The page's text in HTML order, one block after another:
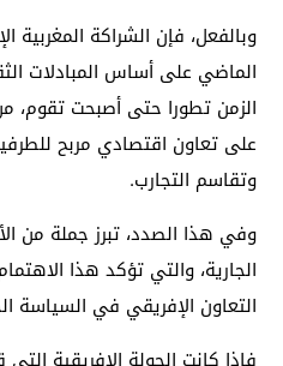
وبالفعل، فإن الشراكة
الماضي على أساس المبادلات
الزمن تطورا حتى أصبحت تقوم،
على تعاون اقتصادي مربح
وتقاسم التجارب.
وفي هذا الصدد، تبرز جملة من
الجارية، والتي تؤكد هذا
التعاون الإفريقي في السياسة